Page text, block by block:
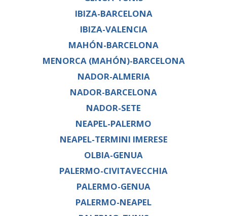
IBIZA-BARCELONA
IBIZA-VALENCIA
MAHÓN-BARCELONA
MENORCA (MAHÓN)-BARCELONA
NADOR-ALMERIA
NADOR-BARCELONA
NADOR-SETE
NEAPEL-PALERMO
NEAPEL-TERMINI IMERESE
OLBIA-GENUA
PALERMO-CIVITAVECCHIA
PALERMO-GENUA
PALERMO-NEAPEL